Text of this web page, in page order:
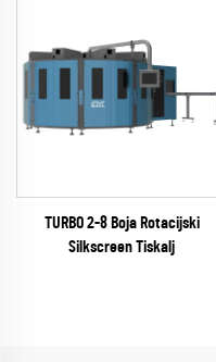
TURBO 2-8 Boja Rotacijski
Silkscreen Tiskalj